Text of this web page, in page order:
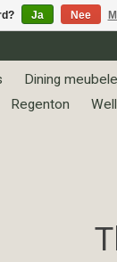
Dining
Regenton
Ja Nee